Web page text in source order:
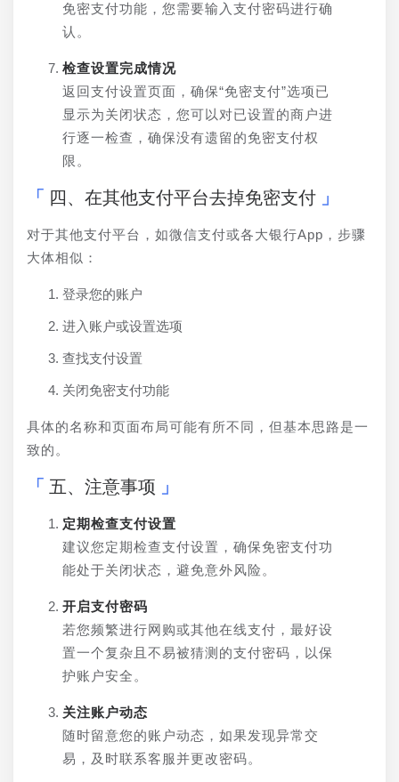
免密支付功能，您需要输入支付密码进行确
认。
检查设置完成情况
返回支付设置页面，确保“免密支付”选项已
显示为关闭状态，您可以对已设置的商户进
行逐一检查，确保没有遗留的免密支付权
限。
四、在其他支付平台去掉免密支付
对于其他支付平台，如微信支付或各大银行App，步骤
大体相似：
登录您的账户
进入账户或设置选项
查找支付设置
关闭免密支付功能
具体的名称和页面布局可能有所不同，但基本思路是一
致的。
五、注意事项
定期检查支付设置
建议您定期检查支付设置，确保免密支付功
能处于关闭状态，避免意外风险。
开启支付密码
若您频繁进行网购或其他在线支付，最好设
置一个复杂且不易被猜测的支付密码，以保
护账户安全。
关注账户动态
随时留意您的账户动态，如果发现异常交
易，及时联系客服并更改密码。